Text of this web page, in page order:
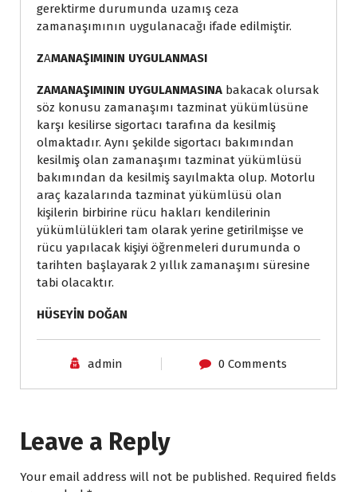
gerektirme durumunda uzamış ceza
zamanaşımının uygulanacağı ifade edilmiştir.
ZAMANAŞIMININ UYGULANMASI
ZAMANAŞIMININ UYGULANMASINA bakacak olursak
söz konusu zamanaşımı tazminat yükümlüsüne
karşı kesilirse sigortacı tarafına da kesilmiş
olmaktadır. Aynı şekilde sigortacı bakımından
kesilmiş olan zamanaşımı tazminat yükümlüsü
bakımından da kesilmiş sayılmakta olup. Motorlu
araç kazalarında tazminat yükümlüsü olan
kişilerin birbirine rücu hakları kendilerinin
yükümlülükleri tam olarak yerine getirilmişse ve
rücu yapılacak kişiyi öğrenmeleri durumunda o
tarihten başlayarak 2 yıllık zamanaşımı süresine
tabi olacaktır.
HÜSEYİN DOĞAN
admin 0 Comments
Leave a Reply
Your email address will not be published. Required fields